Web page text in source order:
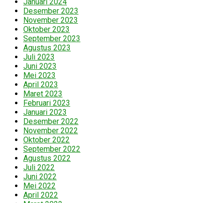
Desember 2023
November 2023
Oktober 2023
September 2023
Agustus 2023
Juli 2023
Juni 2023
Mei 2023
April 2023
Maret 2023
Februari 2023
Januari 2023
Desember 2022
November 2022
Oktober 2022
September 2022
Agustus 2022
Juli 2022
Juni 2022
Mei 2022
April 2022